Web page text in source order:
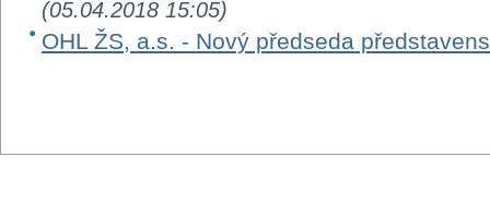
(05.04.2018 15:05)
OHL ŽS, a.s. - Nový předseda